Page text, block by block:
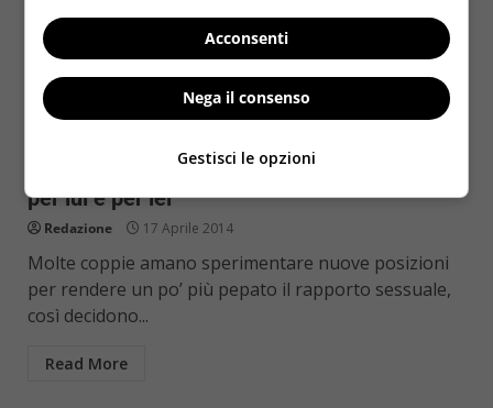
Sesso&Salute
Sesso, le posizioni del kamasutra pericolose
per lui e per lei
Redazione 17 Aprile 2014
Molte coppie amano sperimentare nuove posizioni
per rendere un po’ più pepato il rapporto sessuale,
così decidono...
Read More
Acconsenti
Nega il consenso
Gestisci le opzioni